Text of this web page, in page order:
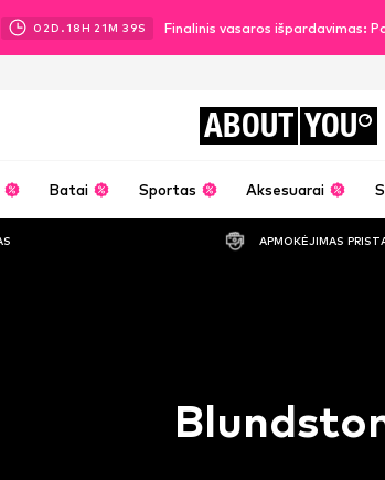
02D.18H 21M 37S Finalinis vasaros išpardavimas:
ABOUT YOU
Batai Sportas Aksesuarai
APMOKĖJIMAS